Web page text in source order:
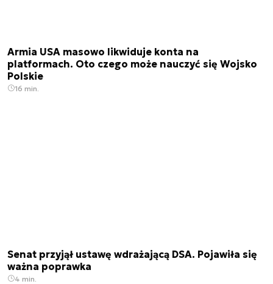
Armia USA masowo likwiduje konta na
platformach. Oto czego może nauczyć się Wojsko
Polskie
16 min.
Senat przyjął ustawę wdrażającą DSA. Pojawiła się
ważna poprawka
4 min.